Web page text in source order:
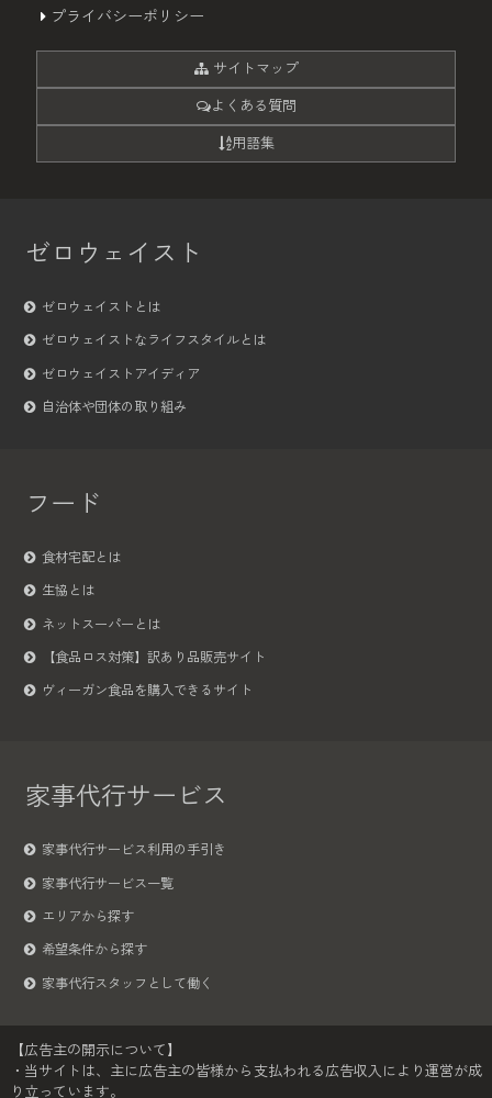
プライバシーポリシー
サイトマップ
よくある質問
用語集
ゼロウェイスト
ゼロウェイストとは
ゼロウェイストなライフスタイルとは
ゼロウェイストアイディア
自治体や団体の取り組み
フード
食材宅配とは
生協とは
ネットスーパーとは
【食品ロス対策】訳あり品販売サイト
ヴィーガン食品を購入できるサイト
家事代行サービス
家事代行サービス利用の手引き
家事代行サービス一覧
エリアから探す
希望条件から探す
家事代行スタッフとして働く
【広告主の開示について】
・当サイトは、主に広告主の皆様から支払われる広告収入により運営が成
り立っています。